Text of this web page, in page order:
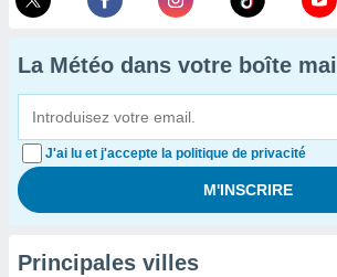
La Météo dans votre boîte mail
J'ai lu et j'accepte la politique de privacité
Principales villes